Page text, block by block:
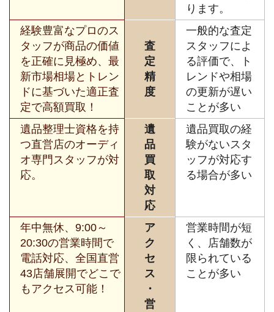
ります。
経験豊富なプロのス
タッフが商品の価値
を正確に見極め、最
新市場相場とトレン
ドに基づいた適正査
定で高額買取！
査
定
精
度
一般的な査定
スタッフによ
る評価で、ト
レンドや相場
の更新が遅い
ことが多い
遺品整理士資格を持
つ直営店のオーディ
オ専門スタッフが対
応。
遺
品
買
取
対
応
遺品買取の経
験がないスタ
ッフが対応す
る場合が多い
年中無休、9:00～
20:30の営業時間で
電話対応、全国直営
43店舗展開でどこで
もアクセス可能！
ア
ク
セ
ス
・
営
営業時間が短
く、店舗数が
限られている
ことが多い